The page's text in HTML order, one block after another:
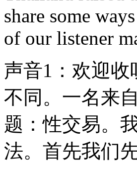
share some
of our listener
声音1：欢迎
不同。一名来
题：性交易。
法。首先我们